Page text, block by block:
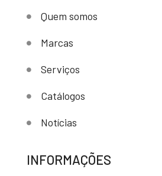
Quem somos
Marcas
Serviços
Catálogos
Notícias
INFORMAÇÕES